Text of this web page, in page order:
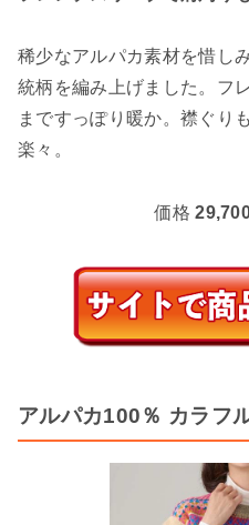
稀少なアルパカ素材を惜し
統柄を編み上げました。フ
まですっぽり暖か。襟ぐり
楽々。
価格
アルパカ100％ カラフ